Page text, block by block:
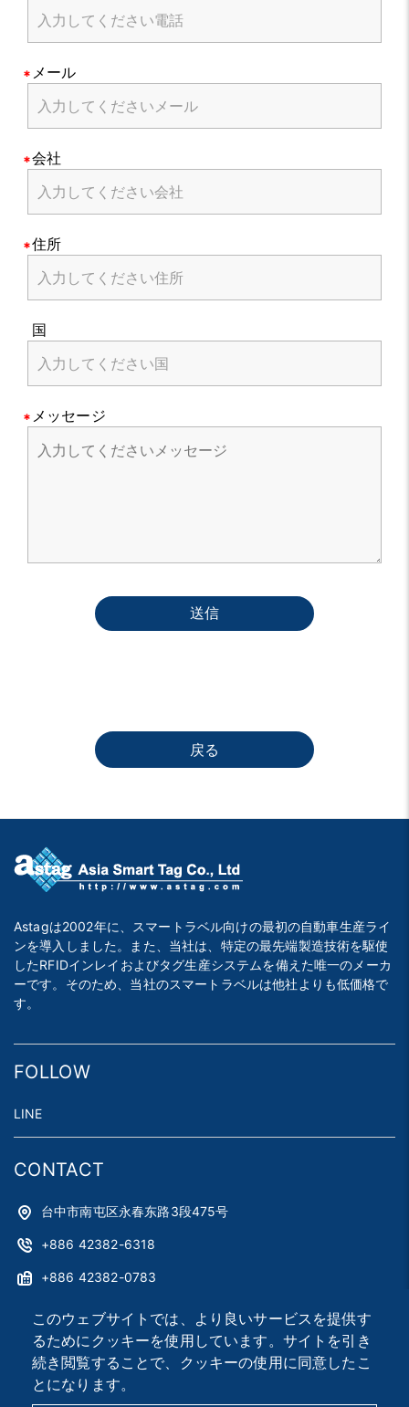
メール
会社
住所
国
メッセージ
送信
戻る
このウェブサイトでは、より良いサービスを提供す
るためにクッキーを使用しています。サイトを引き
続き閲覧することで、クッキーの使用に同意したこ
とになります。
Astagは2002年に、スマートラベル向けの最初の自動車生産ライ
ンを導入しました。また、当社は、特定の最先端製造技術を駆使
したRFIDインレイおよびタグ生産システムを備えた唯一のメーカ
ーです。そのため、当社のスマートラベルは他社よりも低価格で
す。
FOLLOW
LINE
CONTACT
台中市南屯区永春东路3段475号
+886 42382-6318
+886 42382-0783
astag@astag.com
roger@astag.com